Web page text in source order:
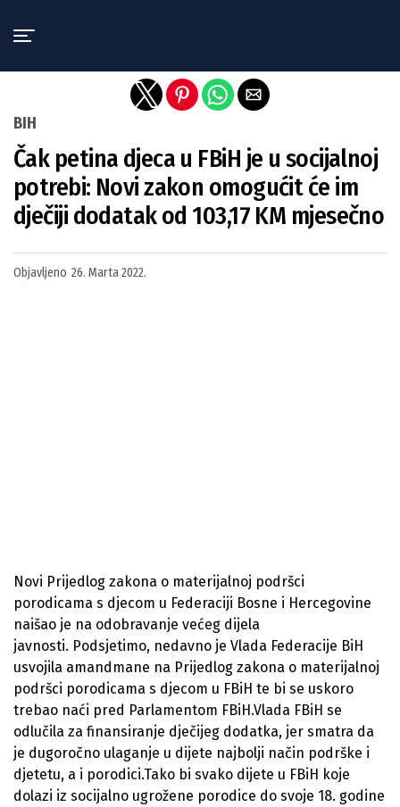
BIH
Čak petina djeca u FBiH je u socijalnoj
potrebi: Novi zakon omogućit će im
dječiji dodatak od 103,17 KM mjesečno
Objavljeno 26. Marta 2022.
Novi Prijedlog zakona o materijalnoj podršci
porodicama s djecom u Federaciji Bosne i Hercegovine
naišao je na odobravanje većeg dijela
javnosti. Podsjetimo, nedavno je Vlada Federacije BiH
usvojila amandmane na Prijedlog zakona o materijalnoj
podršci porodicama s djecom u FBiH te bi se uskoro
trebao naći pred Parlamentom FBiH.Vlada FBiH se
odlučila za finansiranje dječijeg dodatka, jer smatra da
je dugoročno ulaganje u dijete najbolji način podrške i
djetetu, a i porodici.Tako bi svako dijete u FBiH koje
dolazi iz socijalno ugrožene porodice do svoje 18. godine